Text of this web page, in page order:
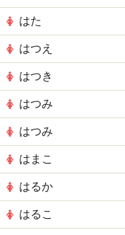
はた
はつえ
はつき
はつみ
はつみ
はまこ
はるか
はるこ